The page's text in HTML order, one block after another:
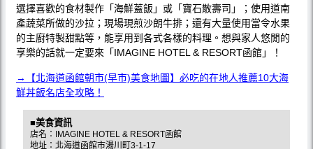
選擇喜歡的食材製作「海鮮蓋飯」或「寶石散壽司」；使用道南
產蔬菜所做的沙拉；現場現煎沙朗牛排；還有大量使用當令水果
的主廚特製甜點等，能享用到各式各樣的料理。想與家人悠閒的
享樂的話就一定要來「IMAGINE HOTEL & RESORT函館」！
→【北海道函館朝市(早市)美食地圖】必吃的在地人推薦10大海
鮮丼飯名店全攻略！
■美食資訊
店名：IMAGINE HOTEL & RESORT函館
地址：北海道函館市湯川町3-1-17